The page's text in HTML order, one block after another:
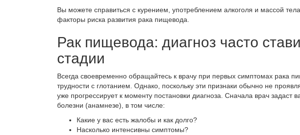
Вы можете справиться с курением, употреблением алкоголя и массой
факторы риска развития рака пищевода.
Рак пищевода: диагноз часто
стадии
Всегда своевременно обращайтесь к врачу при первых симптомах рака
трудности с глотанием. Однако, поскольку эти признаки обычно не
уже прогрессирует к моменту постановки диагноза . Сначала врач задаст
болезни (анамнезе), в том числе:
Какие у вас есть жалобы и как долго?
Насколько интенсивны симптомы?